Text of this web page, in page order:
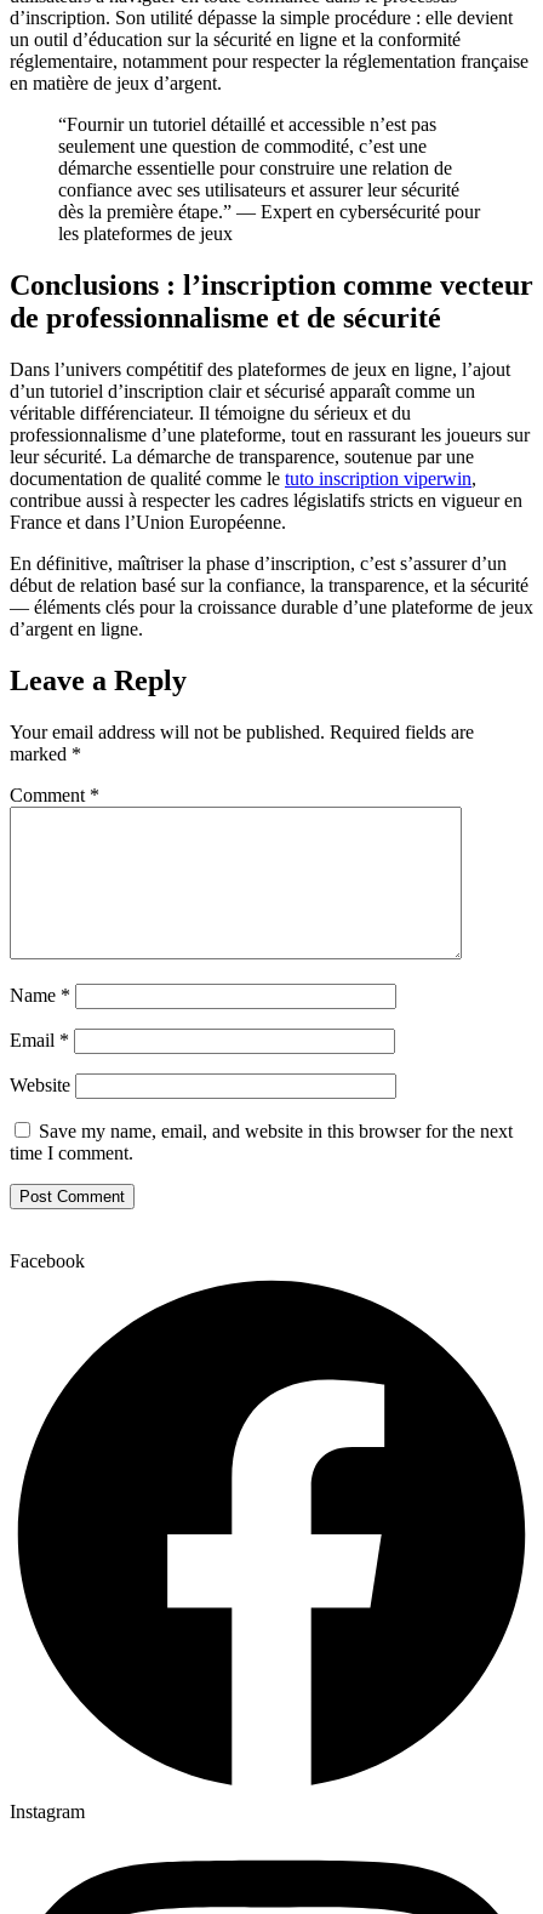
d’inscription. Son utilité dépasse la simple procédure : elle devient
un outil d’éducation sur la sécurité en ligne et la conformité
réglementaire, notamment pour respecter la réglementation française
en matière de jeux d’argent.
“Fournir un tutoriel détaillé et accessible n’est pas
seulement une question de commodité, c’est une
démarche essentielle pour construire une relation de
confiance avec ses utilisateurs et assurer leur sécurité
dès la première étape.” — Expert en cybersécurité pour
les plateformes de jeux
Conclusions : l’inscription comme vecteur
de professionnalisme et de sécurité
Dans l’univers compétitif des plateformes de jeux en ligne, l’ajout
d’un tutoriel d’inscription clair et sécurisé apparaît comme un
véritable différenciateur. Il témoigne du sérieux et du
professionnalisme d’une plateforme, tout en rassurant les joueurs sur
leur sécurité. La démarche de transparence, soutenue par une
documentation de qualité comme le tuto inscription viperwin,
contribue aussi à respecter les cadres législatifs stricts en vigueur en
France et dans l’Union Européenne.
En définitive, maîtriser la phase d’inscription, c’est s’assurer d’un
début de relation basé sur la confiance, la transparence, et la sécurité
— éléments clés pour la croissance durable d’une plateforme de jeux
d’argent en ligne.
Leave a Reply
Your email address will not be published. Required fields are
marked *
Comment *
Name *
Email *
Website
Save my name, email, and website in this browser for the next
time I comment.
Facebook
Instagram